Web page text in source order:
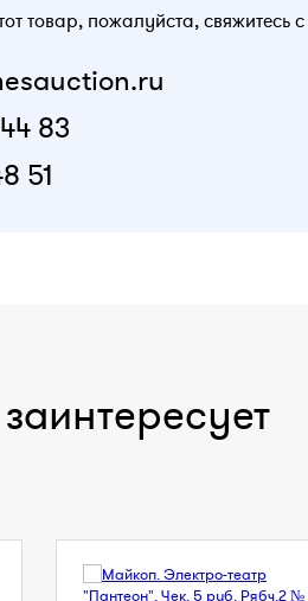
товар, пожалуйста, свяжитесь
83
51